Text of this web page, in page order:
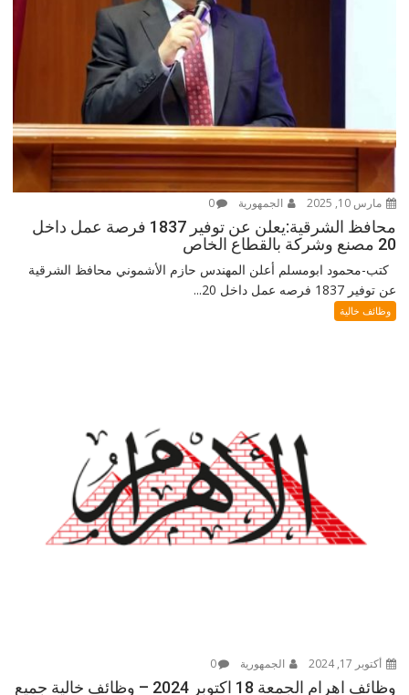
مارس 10, 2025 الجمهورية 0
محافظ الشرقية:يعلن عن توفير 1837 فرصة عمل داخل
20 مصنع وشركة بالقطاع الخاص
كتب-محمود ابومسلم أعلن المهندس حازم الأشموني محافظ الشرقية
عن توفير 1837 فرصه عمل داخل 20...
وظائف خالية
أكتوبر 17, 2024 الجمهورية 0
وظائف اهرام الجمعة 18 اكتوبر 2024 – وظائف خالية جميع